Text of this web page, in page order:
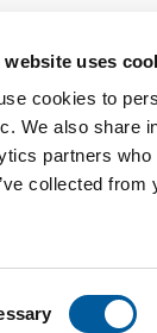
website uses
cookies to
We also share
partners who
collected
koncernu